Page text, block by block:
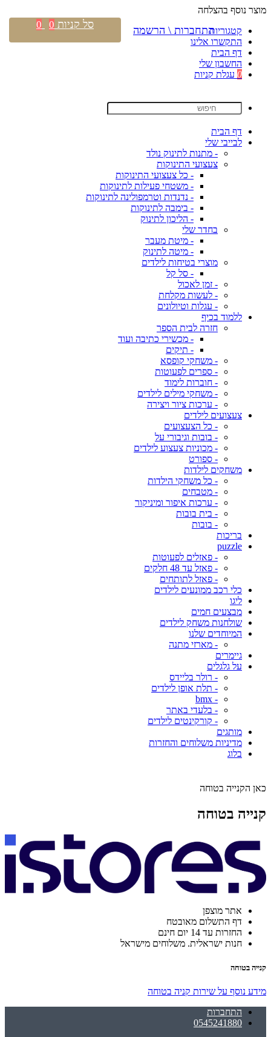
מוצר נוסף בהצלחה
קטגוריות
התקשרו אלינו
דף הבית
החשבון שלי
0 עגלת קניות
דף הבית
לבייבי שלי
- מתנות לתינוק נולד
צעצועי התינוקות
- כל צעצועי התינוקות
- משטחי פעילות לתינוקות
- נדנדות וטרמפולינה לתינוקות
- בימבה לתינוקות
- הליכון לתינוק
בחדר שלי
- מיטת מעבר
- מיטה לתינוק
מוצרי בטיחות לילדים
- סל קל
- זמן לאכול
- לעשות מקלחת
- עגלות וטיולונים
ללמוד בכיף
חזרה לבית הספר
- מכשירי כתיבה ועוד
- תיקים
- משחקי קופסא
- ספרים לפעוטות
- חוברות לימוד
- משחקי מילים לילדים
- ערכות ציור ויצירה
צעצועים לילדים
- כל הצעצועים
- בובות וגיבורי על
- מכוניות צעצוע לילדים
- ספורט
משחקים לילדות
- כל משחקי הילדות
- מטבחים
- ערכות איפור ומיניקור
- בית בובות
- בובות
בריכות
puzzle
- פאזלים לפעוטות
- פאזל עד 48 חלקים
- פאזל לתותחים
כלי רכב ממונעים לילדים
ליגו
מבצעים חמים
שולחנות משחק לילדים
המיוחדים שלנו
- מארזי מתנה
גיימרים
על גלגלים
- רולר בליידס
- תלת אופן לילדים
- bmx
- בלעדי באתר
- קורקינטים לילדים
מותגים
מדיניות משלוחים והחזרות
בלוג
כאן הקנייה בטוחה
קנייה בטוחה
אתר מוצפן
דף התשלום מאובטח
החזרות עד 14 יום חינם
חנות ישראלית. משלוחים מישראל
קנייה בטוחה
מידע נוסף על שירות קניה בטוחה
התחברות
0545241880
התחברות \ הרשמה סל קניות 0
0